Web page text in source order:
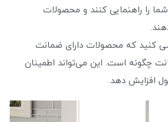
را راهنمایی کنند و محصولات
کنید که محصولات دارای ضمانت
چگونه است. این می‌تواند اطمینان
افزایش دهد.